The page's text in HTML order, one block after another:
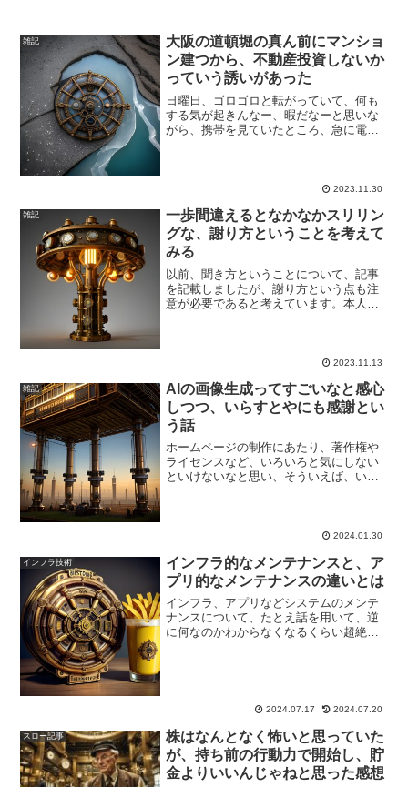
雑記
大阪の道頓堀の真ん前にマンショ
ン建つから、不動産投資しないか
っていう誘いがあった
日曜日、ゴロゴロと転がっていて、何も
する気が起きんなー、暇だなーと思いな
がら、携帯を見ていたところ、急に電話
か？あっているのでハイと答...,もっと表
2023.11.30
雑記
一歩間違えるとなかなかスリリン
グな、謝り方ということを考えて
みる
以前、聞き方ということについて、記事
を記載しましたが、謝り方という点も注
意が必要であると考えています。本人は
はすみませんと言ってしま...,もっと表示
2023.11.13
雑記
AIの画像生成ってすごいなと感心
しつつ、いらすとやにも感謝とい
う話
ホームページの制作にあたり、著作権や
ライセンスなど、いろいろと気にしない
といけないなと思い、そういえば、いら
問合せ」からご連絡下さい...,もっと表示
2024.01.30
インフラ技術
インフラ的なメンテナンスと、ア
プリ的なメンテナンスの違いとは
インフラ、アプリなどシステムのメンテ
ナンスについて、たとえ話を用いて、逆
に何なのかわからなくなるくらい超絶丁
2024.07.17 2024.07.20
スロー記事
株はなんとなく怖いと思っていた
が、持ち前の行動力で開始し、貯
金よりいいんじゃねと思った感想